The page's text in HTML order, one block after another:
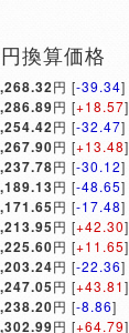
換算価格
円 [-39.34]
円 [+18.57]
円 [-32.47]
円 [+13.48]
円 [-30.12]
円 [-48.65]
円 [-17.48]
円 [+42.30]
円 [+11.65]
円 [-22.36]
円 [+43.81]
円 [-8.86]
円 [+64.79]